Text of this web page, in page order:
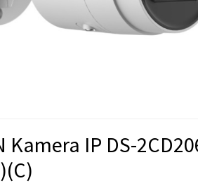
Kamera IP DS-